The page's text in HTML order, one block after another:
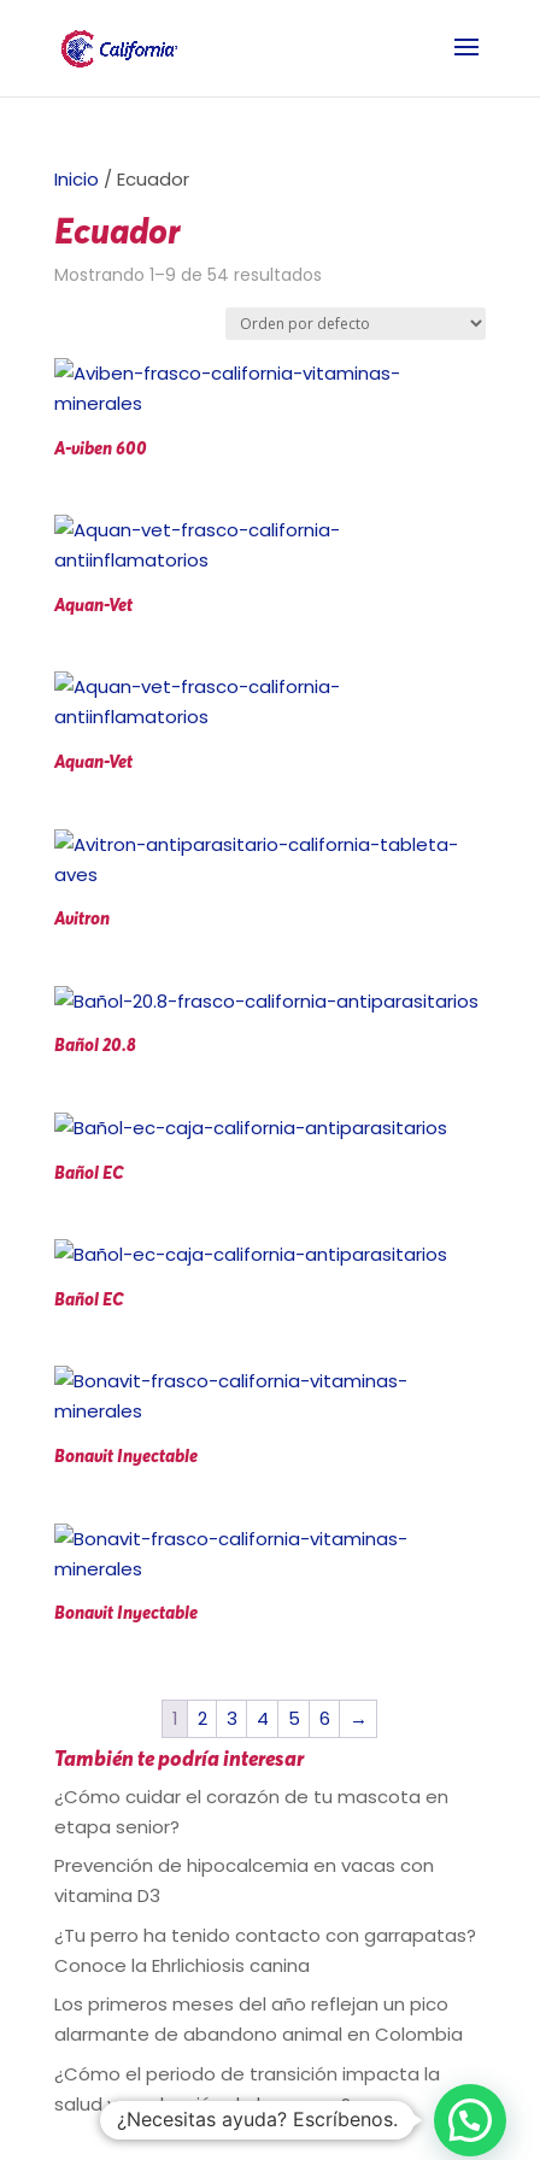
Inicio / Ecuador
Ecuador
Mostrando 1–9 de 54 resultados
A-viben 600
Aquan-Vet
Aquan-Vet
Avitron
Bañol 20.8
Bañol EC
Bañol EC
Bonavit Inyectable
Bonavit Inyectable
1 2 3 4 5 6
→
También te podría interesar
¿Cómo cuidar el corazón de tu mascota en
etapa senior?
Prevención de hipocalcemia en vacas con
vitamina D3
¿Tu perro ha tenido contacto con garrapatas?
Conoce la Ehrlichiosis canina
Los primeros meses del año reflejan un pico
alarmante de abandono animal en Colombia
¿Cómo el periodo de transición impacta la
salud y producción de las vacas?
¿Necesitas ayuda? Escríbenos.